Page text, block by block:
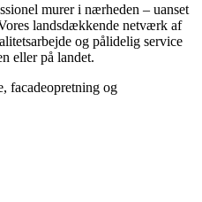
murer i nærheden – uanset
landsdækkende netværk af
og pålidelig service
eller på landet.
facadeopretning og